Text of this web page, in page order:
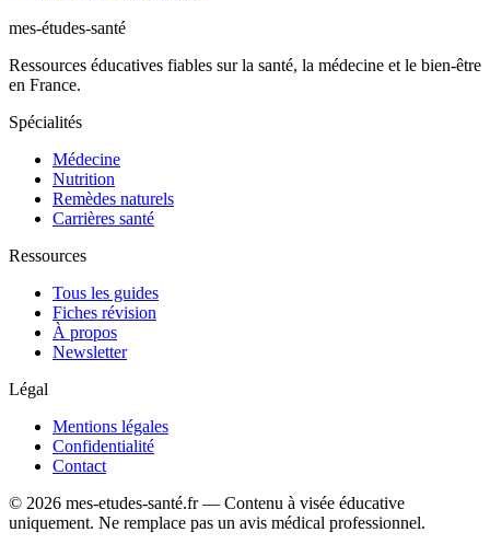
mes-études-santé
Ressources éducatives fiables sur la santé, la médecine et le bien-être
en France.
Spécialités
Médecine
Nutrition
Remèdes naturels
Carrières santé
Ressources
Tous les guides
Fiches révision
À propos
Newsletter
Légal
Mentions légales
Confidentialité
Contact
© 2026 mes-etudes-santé.fr — Contenu à visée éducative
uniquement. Ne remplace pas un avis médical professionnel.